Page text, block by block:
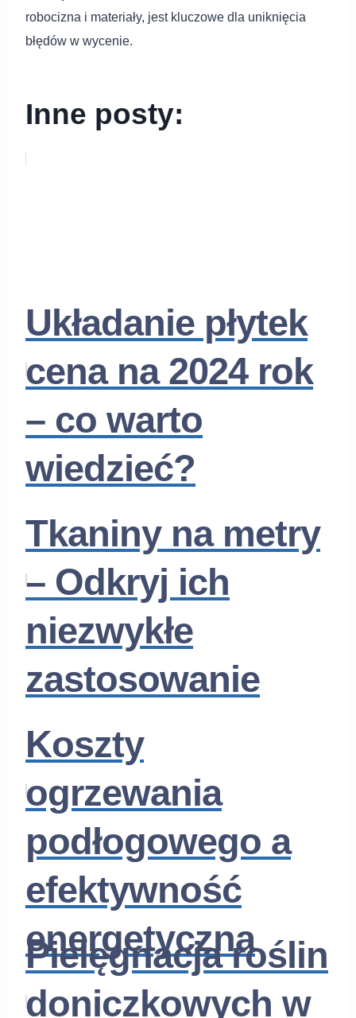
robocizna i materiały, jest kluczowe dla uniknięcia
błędów w wycenie.
Inne posty:
Układanie płytek
cena na 2024 rok
– co warto
wiedzieć?
Tkaniny na metry
– Odkryj ich
niezwykłe
zastosowanie
Koszty
ogrzewania
podłogowego a
efektywność
energetyczna
Pielęgnacja roślin
doniczkowych w